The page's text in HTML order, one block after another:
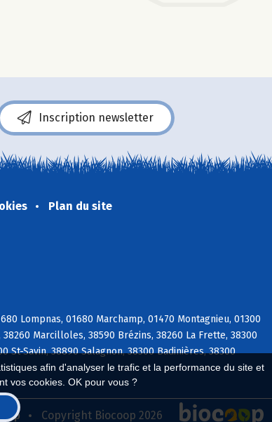
afin d'analyser le trafic et la performance du site et
vos cookies. OK pour vous ?
Inscription newsletter
Plan du site
Lompnas, 01680 Marchamp, 01470 Montagnieu, 01300
Marcilloles, 38590 Brézins, 38260 La Frette, 38300
St-Savin, 38890 Salagnon, 38300 Badinières, 38300
Copyright Biocoop 2026